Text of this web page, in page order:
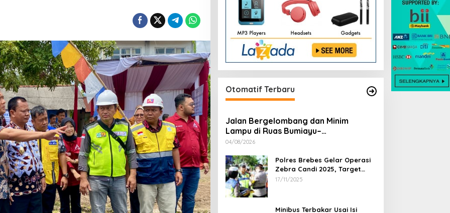
Otomatif Terbaru
Jalan Bergelombang dan Minim
Lampu di Ruas Bumiayu–
Bantarkawung Telan Korban, Innova
04/08/2026
Polres Brebes Gelar Operasi
Zebra Candi 2025, Target
Turunkan Kecelakaan dan
17/11/2025
Minibus Terbakar Usai Isi